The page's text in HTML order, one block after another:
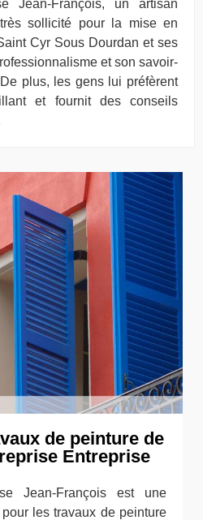
Jean-François, un artisan
sollicité pour la mise en
Cyr Sous Dourdan et ses
et son savoir-
plus, les gens lui préfèrent
et fournit des conseils
de peinture de
Entreprise
Jean-François est une
les travaux de peinture